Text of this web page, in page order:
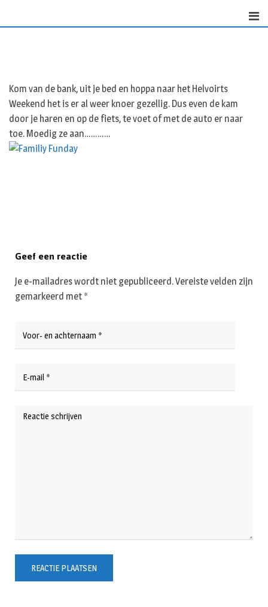
Kom van de bank, uit je bed en hoppa naar het Helvoirts
Weekend het is er al weer knoer gezellig. Dus even de kam
door je haren en op de fiets, te voet of met de auto er naar
toe. Moedig ze aan…………
Geef een reactie
Je e-mailadres wordt niet gepubliceerd.Vereiste velden zijn
gemarkeerd met *